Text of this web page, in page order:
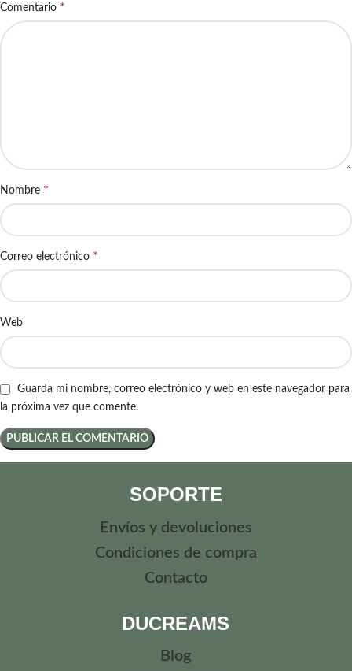
Comentario *
Nombre *
Correo electrónico *
Web
Guarda mi nombre, correo electrónico y web en este navegador para
la próxima vez que comente.
SOPORTE
Envíos y devoluciones
Condiciones de compra
Contacto
DUCREAMS
Blog